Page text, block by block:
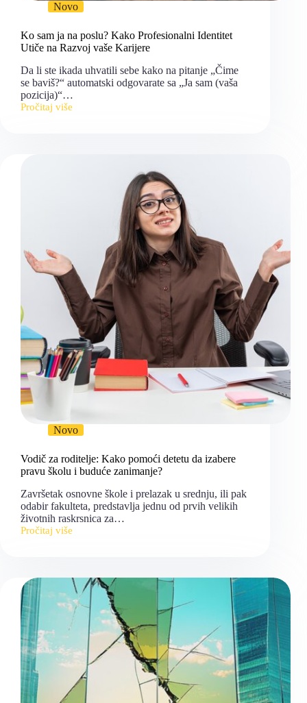
Novo
Ko sam ja na poslu? Kako Profesionalni Identitet
Utiče na Razvoj vaše Karijere
Da li ste ikada uhvatili sebe kako na pitanje „Čime
se baviš?“ automatski odgovarate sa „Ja sam (vaša
pozicija)“…
Pročitaj više
Novo
Vodič za roditelje: Kako pomoći detetu da izabere
pravu školu i buduće zanimanje?
Završetak osnovne škole i prelazak u srednju, ili pak
odabir fakulteta, predstavlja jednu od prvih velikih
životnih raskrsnica za…
Pročitaj više